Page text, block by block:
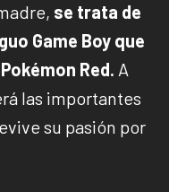
se trata de
Game Boy que
Red. A
las importantes
su pasión por